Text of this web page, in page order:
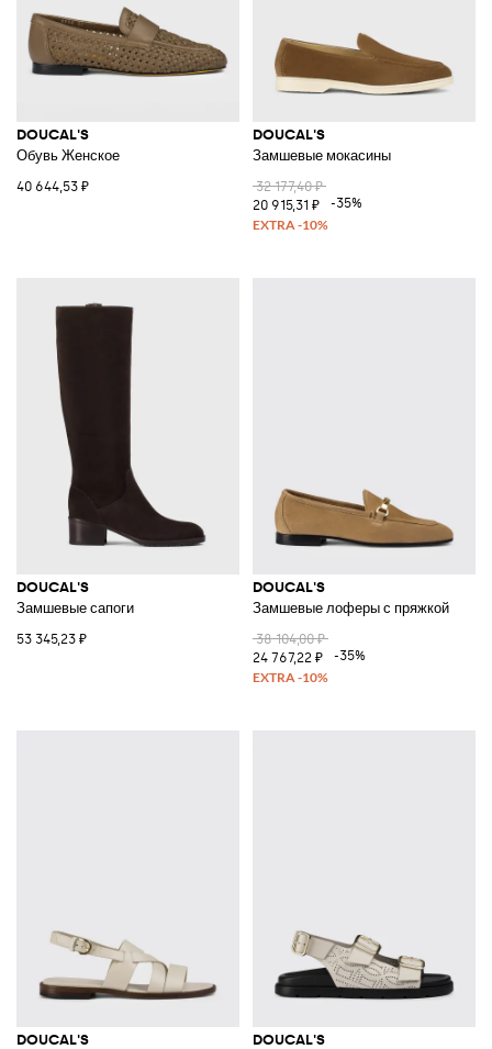
DOUCAL'S
Обувь Женское
40 644,53 ₽
DOUCAL'S
Замшевые мокасины
32 177,40 ₽
20 915,31 ₽
-35%
DOUCAL'S
Замшевые сапоги
53 345,23 ₽
DOUCAL'S
Замшевые лоферы с пряжкой
38 104,00 ₽
24 767,22 ₽
-35%
DOUCAL'S DOUCAL'S